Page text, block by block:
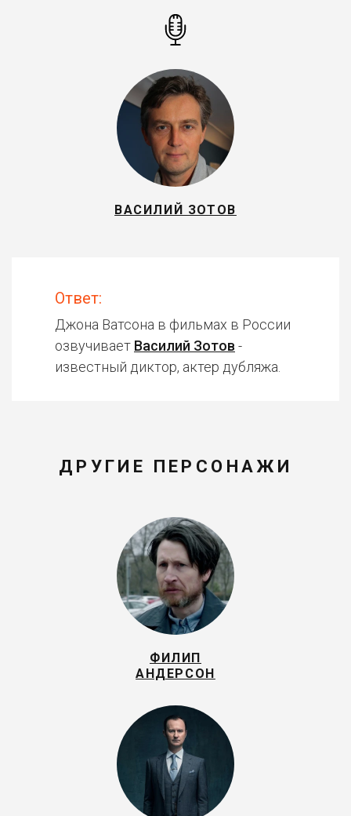
ВАСИЛИЙ ЗОТОВ
Ответ:
Джона Ватсона в фильмах в России
озвучивает Василий Зотов -
известный диктор, актер дубляжа.
ДРУГИЕ ПЕРСОНАЖИ
ФИЛИП
АНДЕРСОН